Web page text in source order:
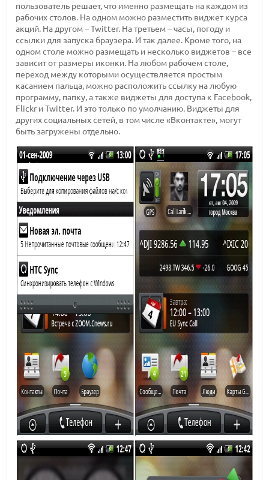
пользователь решает, что именно размещать на каждом из
рабочих столов. На одном можно разместить виджет курса
акций. На другом – Twitter. На третьем – часы, погоду и
ссылки для запуска браузера. И так далее. Кроме того, на
одном столе можно размещать и несколько виджетов – все
зависит от размеры иконки. На любом рабочем столе,
переход между которыми осуществляется простым
касанием пальца, можно расположить ссылку на любую
программу, папку, а также виджеты для доступа к Facebook,
Flickr и Twitter. И это только по умолчанию. Виджеты для
других социальных сетей, в том числе «Вконтакте», могут
быть загружены отдельно.